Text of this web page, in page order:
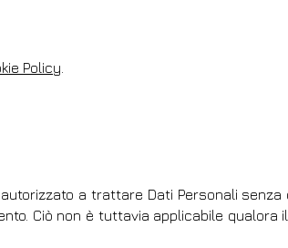
Policy
a trattare Dati Personali
Ciò non è tuttavia applicabile